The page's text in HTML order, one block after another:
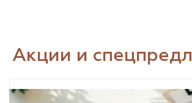
Акции и